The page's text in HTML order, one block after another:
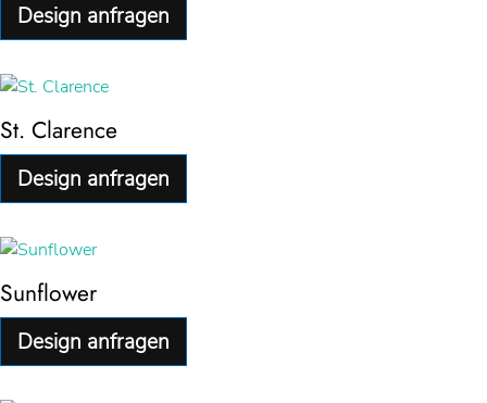
Design anfragen
St. Clarence
Design anfragen
Sunflower
Design anfragen